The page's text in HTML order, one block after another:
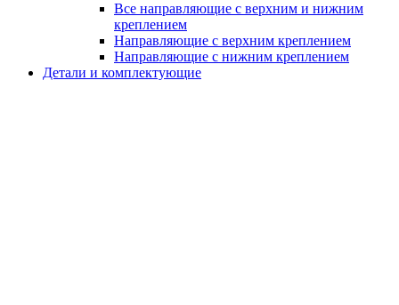
Все направляющие с верхним и нижним
креплением
Направляющие с верхним креплением
Направляющие с нижним креплением
Детали и комплектующие